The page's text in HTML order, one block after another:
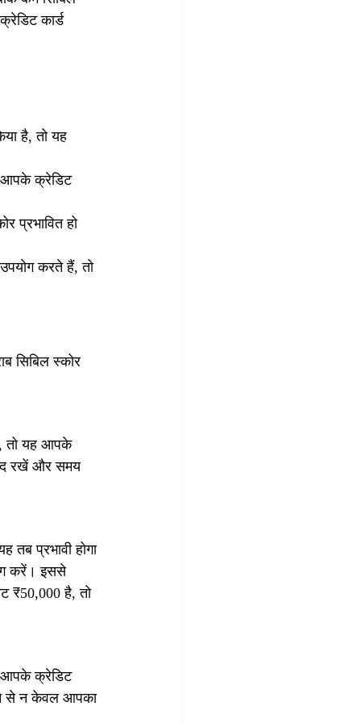
कार्ड
है, तो यह
आपके क्रेडिट
प्रभावित हो
करते हैं, तो
सिबिल स्कोर
तो यह आपके
रखें और समय
तब प्रभावी होगा
करें। इससे
₹50,000 है, तो
आपके क्रेडिट
से न केवल आपका